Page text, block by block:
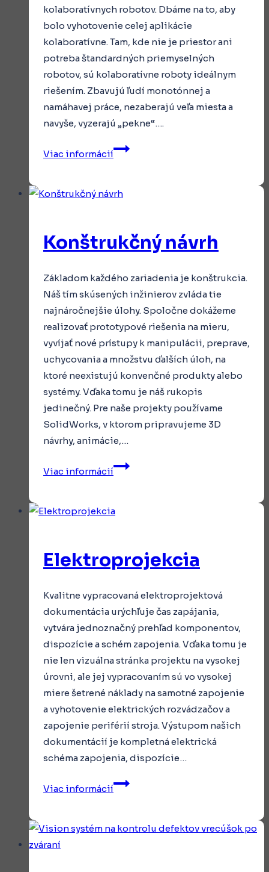
kolaboratívnych robotov. Dbáme na to, aby
bolo vyhotovenie celej aplikácie
kolaboratívne. Tam, kde nie je priestor ani
potreba štandardných priemyselných
robotov, sú kolaboratívne roboty ideálnym
riešením. Zbavujú ľudí monotónnej a
namáhavej práce, nezaberajú veľa miesta a
navyše, vyzerajú „pekne“….
Viac informácií
Programovanie
Konštrukčný návrh
Základom každého zariadenia je konštrukcia.
Náš tím skúsených inžinierov zvláda tie
najnáročnejšie úlohy. Spoločne dokážeme
realizovať prototypové riešenia na mieru,
vyvíjať nové prístupy k manipulácii, preprave,
uchycovania a množstvu ďalších úloh, na
ktoré neexistujú konvenčné produkty alebo
systémy. Vďaka tomu je náš rukopis
jedinečný. Pre naše projekty používame
SolidWorks, v ktorom pripravujeme 3D
návrhy, animácie,…
Viac informácií
Konštrukčný
Elektroprojekcia
Kvalitne vypracovaná elektroprojektová
dokumentácia urýchľuje čas zapájania,
vytvára jednoznačný prehľad komponentov,
dispozície a schém zapojenia. Vďaka tomu je
nie len vizuálna stránka projektu na vysokej
úrovni, ale jej vypracovaním sú vo vysokej
miere šetrené náklady na samotné zapojenie
a vyhotovenie elektrických rozvádzačov a
zapojenie periférií stroja. Výstupom našich
dokumentácií je kompletná elektrická
schéma zapojenia, dispozície…
Viac informácií
Elektroprojekcia